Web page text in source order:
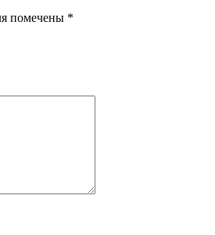
помечены *